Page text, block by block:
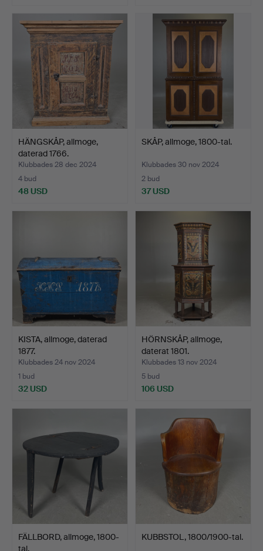
HÄNGSKÅP, allmoge,
daterad 1766.
Klubbades 28 dec 2024
4 bud
48 USD
SKÅP, allmoge, 1800-tal.
Klubbades 30 nov 2024
2 bud
37 USD
KISTA, allmoge, daterad
1877.
Klubbades 24 nov 2024
1 bud
32 USD
HÖRNSKÅP, allmoge,
daterat 1801.
Klubbades 13 nov 2024
5 bud
106 USD
FÄLLBORD, allmoge, 1800-
tal.
KUBBSTOL, 1800/1900-tal.